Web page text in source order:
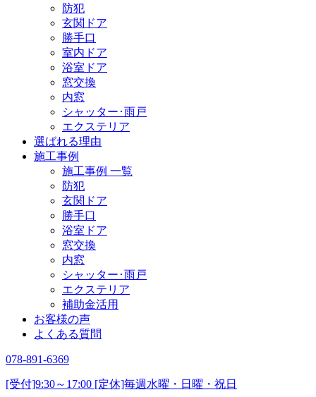
防犯
玄関ドア
勝手口
室内ドア
浴室ドア
窓交換
内窓
シャッター･雨戸
エクステリア
選ばれる理由
施工事例
施工事例 一覧
防犯
玄関ドア
勝手口
浴室ドア
窓交換
内窓
シャッター･雨戸
エクステリア
補助金活用
お客様の声
よくある質問
078-891-6369
[受付]9:30～17:00 [定休]毎週水曜・日曜・祝日